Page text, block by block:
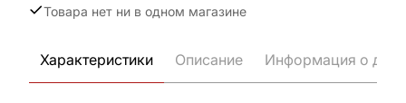
Товара нет ни в одном магазине
Характеристики Описание Информация о